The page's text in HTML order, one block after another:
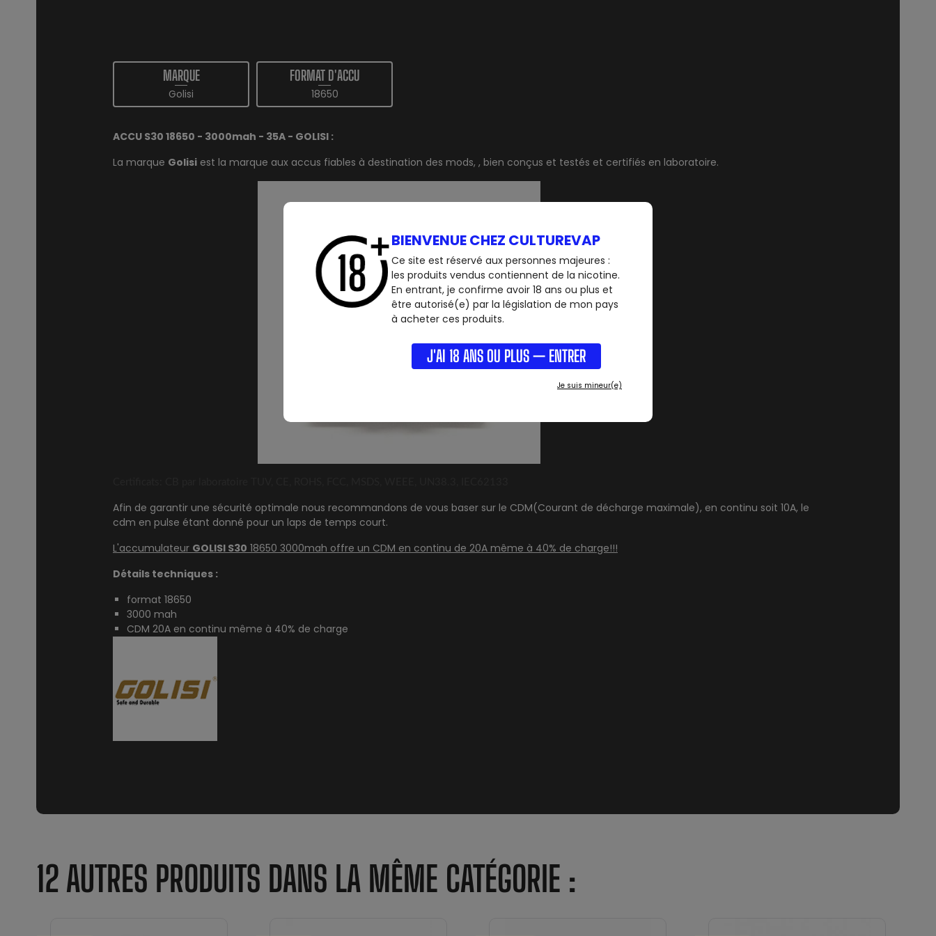
BIENVENUE CHEZ CULTUREVAP
Ce site est réservé aux personnes majeures :
les produits vendus contiennent de la nicotine.
En entrant, je confirme avoir 18 ans ou plus et
être autorisé(e) par la législation de mon pays
à acheter ces produits.
J'AI 18 ANS OU PLUS — ENTRER
Je suis mineur(e)
MARQUE
Golisi
FORMAT D'ACCU
18650
ACCU S30 18650 - 3000mah - 35A - GOLISI :
La marque Golisi est la marque aux accus fiables à destination des mods, , bien conçus et testés et certifiés en laboratoire.
Afin de garantir une sécurité optimale nous recommandons de vous baser sur le CDM(Courant de décharge maximale), en continu soit 10A, le
cdm en pulse étant donné pour un laps de temps court.
L'accumulateur GOLISI S30 18650 3000mah offre un CDM en continu de 20A même à 40% de charge!!!
Détails techniques :
format 18650
3000 mah
CDM 20A en continu même à 40% de charge
12 AUTRES PRODUITS DANS LA MÊME CATÉGORIE :